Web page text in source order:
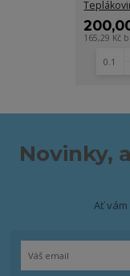
165,29 Kč
Novinky,
Ať